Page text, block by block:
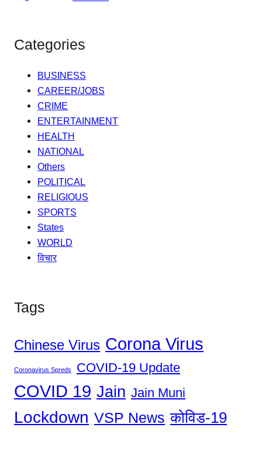
Categories
BUSINESS
CAREER/JOBS
CRIME
ENTERTAINMENT
HEALTH
NATIONAL
Others
POLITICAL
RELIGIOUS
SPORTS
States
WORLD
विचार
Tags
Chinese Virus Corona Virus
Coronavirus Spreds COVID-19 Update
COVID 19 Jain Jain Muni
Lockdown VSP News कोविड-19